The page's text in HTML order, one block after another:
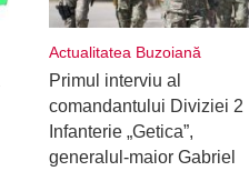
Actualitatea Buzoiană
Primul interviu al
comandantului Diviziei 2
Infanterie „Getica”,
generalul-maior Gabriel